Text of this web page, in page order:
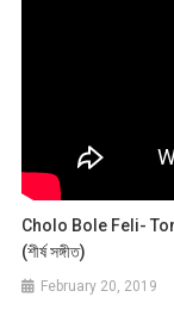
Cholo Bole Feli-
(শীর্ষ সঙ্গীত)
February 20, 2019